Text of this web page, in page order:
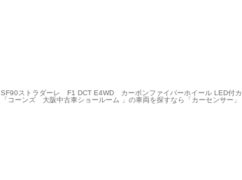
SF90ストラダーレ F1 DCT E4WD カーボンファイバーホイール LED付カ
「コーンズ 大阪中古車ショールーム 」の車両を探すなら「カーセンサー」